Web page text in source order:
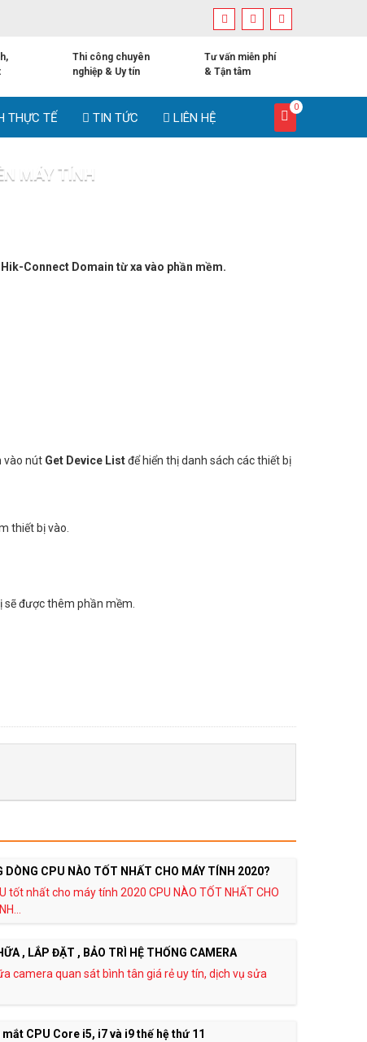
Thi công chuyên
nghiệp & Uy tín
Tư vấn miễn phí
& Tận tâm
THỰC TẾ TIN TỨC LIÊN HỆ
0
MÁY TÍNH
Connect Domain từ xa vào phần mềm.
vào nút Get Device Listđể hiển thị danh sách các thiết bị
thiết bị vào.
được thêm phần mềm.
DÒNG CPU NÀO TỐT NHẤT CHO MÁY TÍNH 2020?
tốt nhất cho máy tính 2020 CPU NÀO TỐT NHẤT CHO
, LẮP ĐẶT , BẢO TRÌ HỆ THỐNG CAMERA
camera quan sát bình tân giá rẻ uy tín, dịch vụ sửa
mắt CPU Core i5, i7 và i9 thế hệ thứ 11